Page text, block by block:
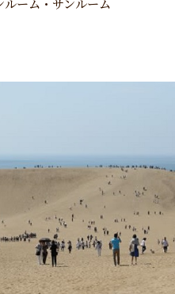
ルーム・サンルーム